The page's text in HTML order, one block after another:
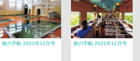
旅の手帖 2021年12月号 旅の手帖 2021年11月号